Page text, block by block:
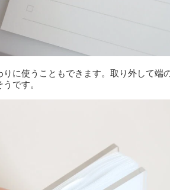
に使うこともできます。取り外して端
です。